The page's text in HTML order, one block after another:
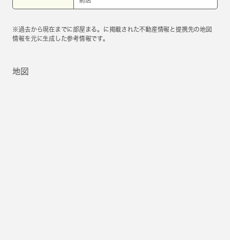
※過去から現在までに部屋まる。に掲載された不動産情報と提携先の地図
情報を元に生成した参考情報です。
地図